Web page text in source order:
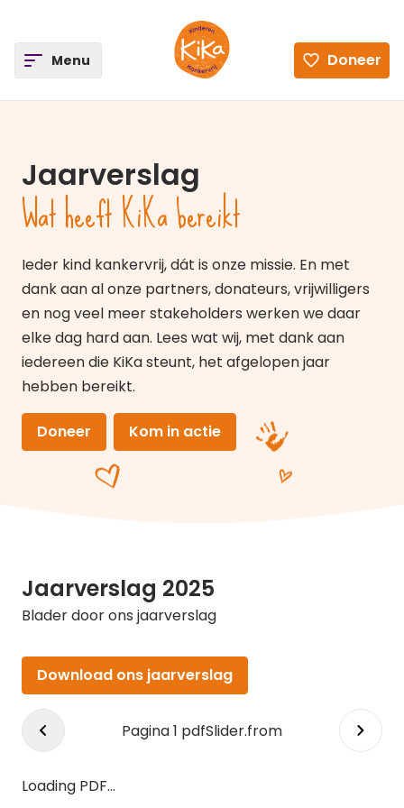
Open
Menu Doneer
Jaarverslag
Wat heeft KiKa bereikt
Ieder kind kankervrij, dát is onze missie. En met
dank aan al onze partners, donateurs, vrijwilligers
en nog veel meer stakeholders werken we daar
elke dag hard aan. Lees wat wij, met dank aan
iedereen die KiKa steunt, het afgelopen jaar
hebben bereikt.
Doneer Kom in actie
Jaarverslag 2025
Blader door ons jaarverslag
Download ons jaarverslag
Pagina1 pdfSlider.from
Loading PDF…